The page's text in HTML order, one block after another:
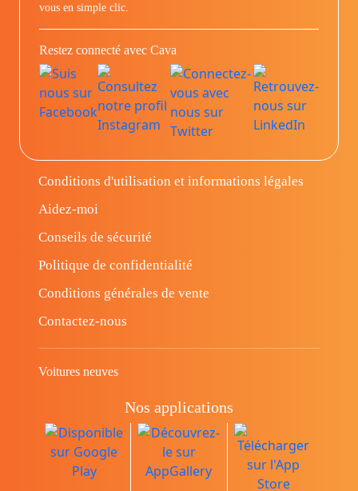
vous en simple clic.
Restez connecté avec Cava
Conditions d'utilisation et informations légales
Aidez-moi
Conseils de sécurité
Politique de confidentialité
Conditions générales de vente
Contactez-nous
Voitures neuves
Nos applications